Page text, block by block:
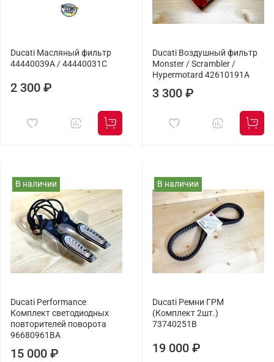
Ducati Масляный фильтр
44440039A / 44440031C
2 300 ₽
Ducati Воздушный фильтр
Monster / Scrambler /
Hypermotard 42610191A
3 300 ₽
В наличии
Ducati Performance
Комплект светодиодных
повторителей поворота
96680961BA
15 000 ₽
В наличии
Ducati Ремни ГРМ
(Комплект 2шт.)
73740251B
19 000 ₽